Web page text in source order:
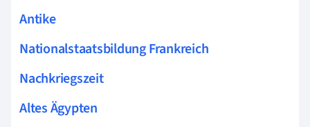
Antike
Nationalstaatsbildung Frankreich
Nachkriegszeit
Altes Ägypten